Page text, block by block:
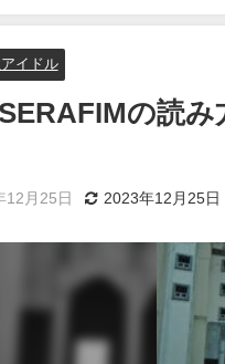
イドル
の読
12月25日 2023年12月25日